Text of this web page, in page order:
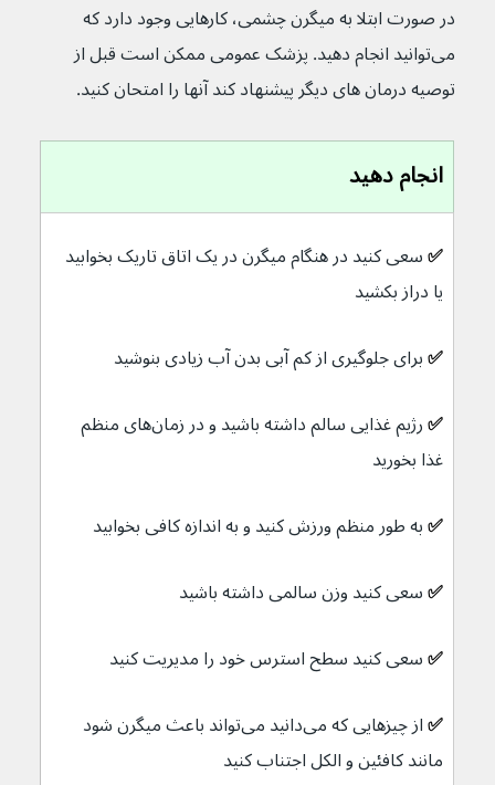
در صورت ابتلا به میگرن چشمی، کارهایی وجود دارد که
می‌توانید انجام دهید. پزشک عمومی ممکن است قبل از
توصیه درمان های دیگر پیشنهاد کند آنها را امتحان کنید.
انجام دهید
✅ سعی کنید در هنگام میگرن در یک اتاق تاریک بخوابید
یا دراز بکشید
✅ برای جلوگیری از کم آبی بدن آب زیادی بنوشید
✅
رژیم غذایی سالم داشته باشید و در زمان‌های منظم
غذا بخورید
✅ به طور منظم ورزش کنید و به اندازه کافی بخوابید
✅ سعی کنید وزن سالمی داشته باشید
✅ سعی کنید سطح استرس خود را مدیریت کنید
✅
از چیزهایی که می‌دانید می‌تواند باعث میگرن شود
مانند کافئین و الکل اجتناب کنید